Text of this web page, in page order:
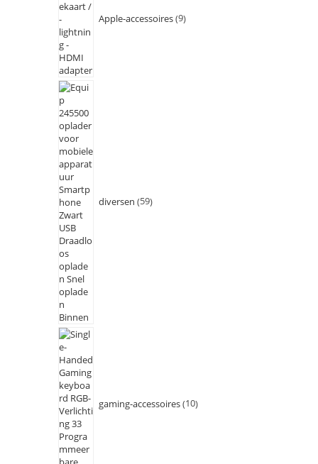
Apple-accessoires 9
diversen 59
gaming-accessoires 10